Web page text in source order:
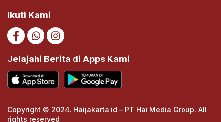
Ikuti Kami
Jelajahi Berita di Apps Kami
Copyright © 2024. Haijakarta.id – PT Hai Media Group. All
rights reserved